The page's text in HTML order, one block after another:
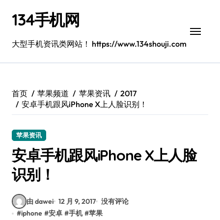
134手机网
大型手机资讯类网站！ https://www.134shouji.com
首页 苹果频道 苹果资讯
2017
安卓手机跟风iPhone X上人脸识别！
苹果资讯
安卓手机跟风iPhone X上人脸
识别！
由 dawei 12 月 9, 2017 没有评论
#iphone #安卓 #手机 #苹果